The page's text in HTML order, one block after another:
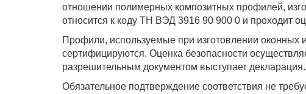
отношении полимерных композитных профилей,
относится к коду ТН ВЭД 3916 90 900 0 и проходит
Профили, используемые при изготовлении оконных
сертифицируются. Оценка безопасности
разрешительным документом выступает декларация.
Обязательное подтверждение соответствия не